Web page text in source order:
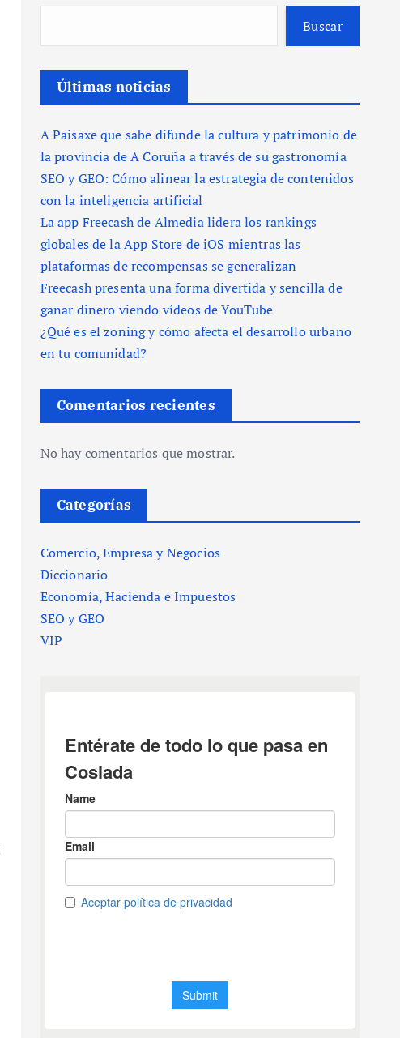
Buscar
Últimas noticias
A Paisaxe que sabe difunde la cultura y patrimonio de
la provincia de A Coruña a través de su gastronomía
SEO y GEO: Cómo alinear la estrategia de contenidos
con la inteligencia artificial
La app Freecash de Almedia lidera los rankings
globales de la App Store de iOS mientras las
plataformas de recompensas se generalizan
Freecash presenta una forma divertida y sencilla de
ganar dinero viendo vídeos de YouTube
¿Qué es el zoning y cómo afecta el desarrollo urbano
en tu comunidad?
Comentarios recientes
No hay comentarios que mostrar.
Categorías
Comercio, Empresa y Negocios
Diccionario
Economía, Hacienda e Impuestos
SEO y GEO
VIP